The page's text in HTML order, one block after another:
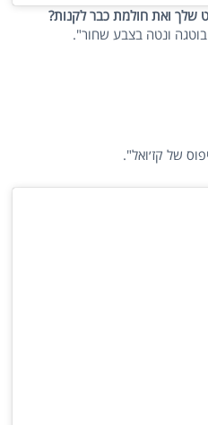
שלך ואת חולמת כבר לקנות?
ונטה בצבע שחור".
של קז׳ואל".